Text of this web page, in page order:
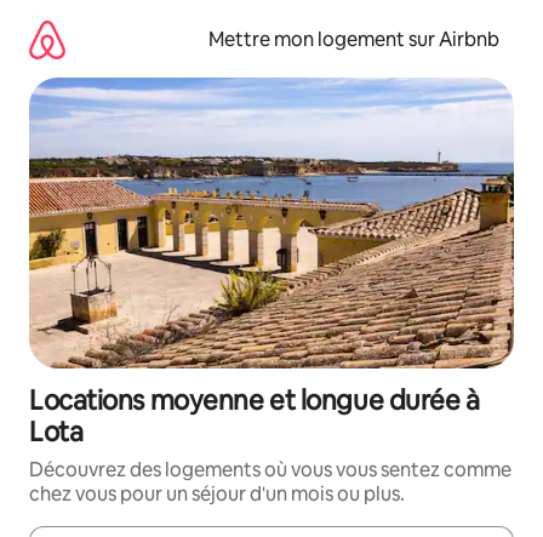
directement
contenu
Mettre mon logement sur Airbnb
Locations moyenne et longue durée à
Lota
Découvrez des logements où vous vous sentez comme
chez vous pour un séjour d'un mois ou plus.